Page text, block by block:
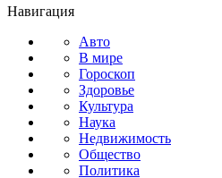
Навигация
Авто
В мире
Гороскоп
Здоровье
Культура
Наука
Недвижимость
Общество
Политика